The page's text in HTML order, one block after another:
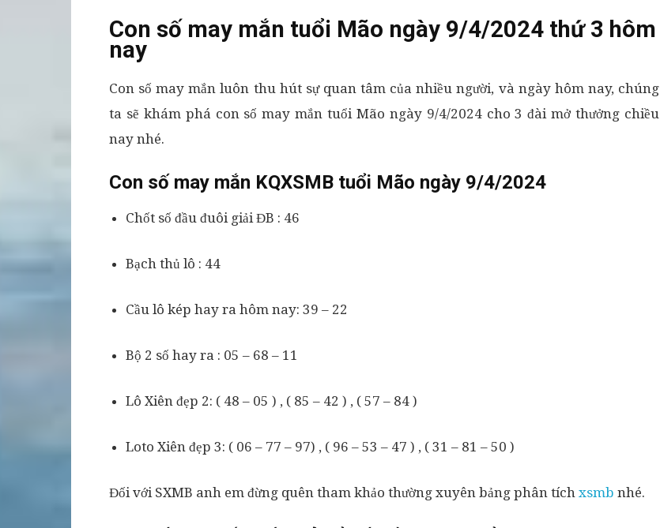
Con số may mắn tuổi Mão ngày 9/4/2024 thứ 3 hôm
nay
Con số may mắn luôn thu hút sự quan tâm của nhiều người, và ngày hôm nay, chúng
ta sẽ khám phá con số may mắn tuổi Mão ngày 9/4/2024 cho 3 đài mở thưởng chiều
nay nhé.
Con số may mắn KQXSMB tuổi Mão ngày 9/4/2024
Chốt số đầu đuôi giải ĐB : 46
Bạch thủ lô : 44
Cầu lô kép hay ra hôm nay: 39 – 22
Bộ 2 số hay ra : 05 – 68 – 11
Lô Xiên đẹp 2: ( 48 – 05 ) , ( 85 – 42 ) , ( 57 – 84 )
Loto Xiên đẹp 3: ( 06 – 77 – 97) , ( 96 – 53 – 47 ) , ( 31 – 81 – 50 )
Đối với SXMB anh em đừng quên tham khảo thường xuyên bảng phân tích xsmb nhé.